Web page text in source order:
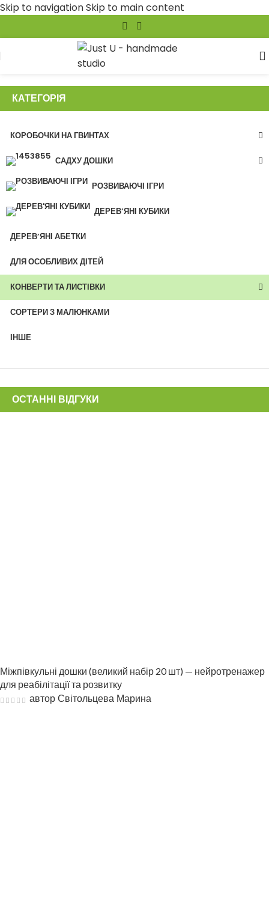
Skip to navigationSkip to main content
КАТЕГОРІЯ
КОРОБОЧКИ НА ГВИНТАХ
САДХУ ДОШКИ
РОЗВИВАЮЧІ ІГРИ
ДЕРЕВ’ЯНІ КУБИКИ
ДЕРЕВ’ЯНІ АБЕТКИ
ДЛЯ ОСОБЛИВИХ ДІТЕЙ
КОНВЕРТИ ТА ЛИСТІВКИ
СОРТЕРИ З МАЛЮНКАМИ
ІНШЕ
ОСТАННІ ВІДГУКИ
Міжпівкульні дошки (великий набір 20 шт) — нейротренажер
для реабілітації та розвитку
автор Світольцева Марина